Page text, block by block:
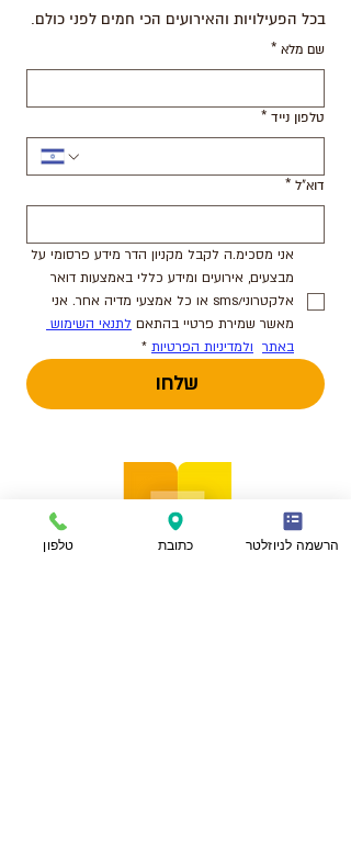
בכל הפעילויות והאירועים הכי חמים לפני כולם.
שם מלא *
טלפון נייד *
דוא"ל *
מאשר שמירת פרטיי בהתאם
באתר ולמדיניות הפרטיות *
שלחו
טלפון כתובת הרשמה לניוזלטר